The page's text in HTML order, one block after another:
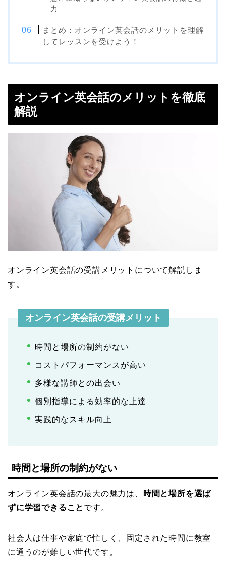
力
まとめ：オンライン英会話のメリットを理解
してレッスンを受けよう！
オンライン英会話のメリットを徹底
解説
オンライン英会話の受講メリットについて解説しま
す。
オンライン英会話の受講メリット
時間と場所の制約がない
コストパフォーマンスが高い
多様な講師との出会い
個別指導による効率的な上達
実践的なスキル向上
時間と場所の制約がない
オンライン英会話の最大の魅力は、
時間と場所を選ば
ずに学習できること です。
社会人は仕事や家庭で忙しく、固定された時間に教室
に通うのが難しい世代です。